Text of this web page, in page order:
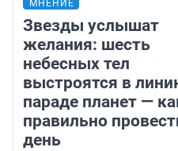
МНЕНИЕ
Звезды услышат
желания: шесть
небесных тел
выстроятся в
параде планет —
правильно
день